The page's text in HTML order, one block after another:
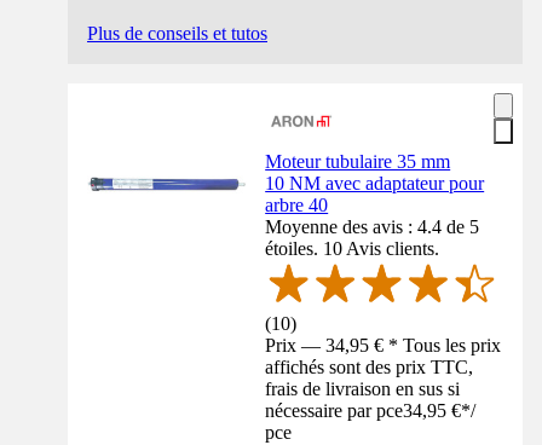
Plus de conseils et tutos
Moteur tubulaire 35 mm
10 NM avec adaptateur pour
arbre 40
Moyenne des avis : 4.4 de 5
étoiles. 10 Avis clients.
(10)
Prix — 34,95 € * Tous les prix
affichés sont des prix TTC,
frais de livraison en sus si
nécessaire par pce34,95 €*/
pce